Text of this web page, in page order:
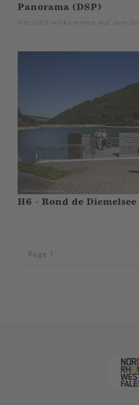
Panorama (DSP)
Herzlich willkommen auf den
H6 - Rond de Diemelsee